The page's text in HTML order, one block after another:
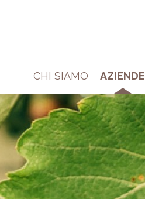
CHI SIAMO AZIENDE